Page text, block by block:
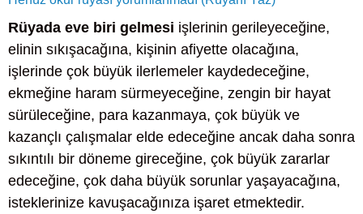
Rüyada eve biri gelmesi işlerinin gerileyeceğine,
elinin sıkışacağına, kişinin afiyette olacağına,
işlerinde çok büyük ilerlemeler kaydedeceğine,
ekmeğine haram sürmeyeceğine, zengin bir hayat
sürüleceğine, para kazanmaya, çok büyük ve
kazançlı çalışmalar elde edeceğine ancak daha sonra
sıkıntılı bir döneme gireceğine, çok büyük zararlar
edeceğine, çok daha büyük sorunlar yaşayacağına,
isteklerinize kavuşacağınıza işaret etmektedir.